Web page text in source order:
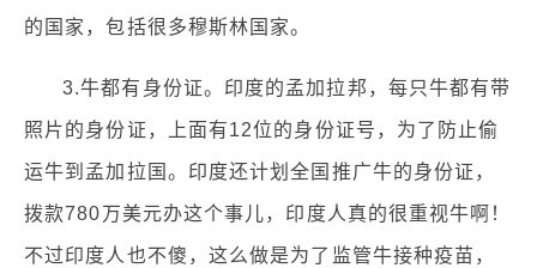
的国家，包括很多穆斯林国家。
3.牛都有身份证。印度的孟加拉邦，每只牛都有带
照片的身份证，上面有12位的身份证号，为了防止偷
运牛到孟加拉国。印度还计划全国推广牛的身份证，
拨款780万美元办这个事儿，印度人真的很重视牛啊！
不过印度人也不傻，这么做是为了监管牛接种疫苗，